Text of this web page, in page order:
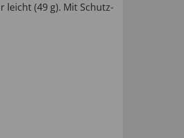
(49 g). Mit Schutz-